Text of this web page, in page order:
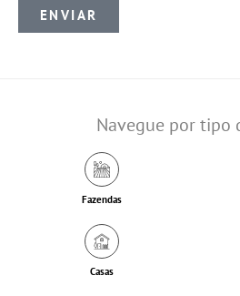
ENVIAR
Navegue por tipo
Fazendas
Casas